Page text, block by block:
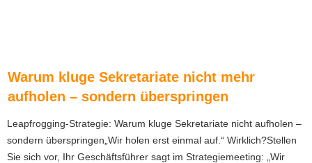
Warum kluge Sekretariate nicht mehr
aufholen – sondern überspringen
Leapfrogging-Strategie: Warum kluge Sekretariate nicht aufholen –
sondern überspringen„Wir holen erst einmal auf.“ Wirklich?Stellen
Sie sich vor, Ihr Geschäftsführer sagt im Strategiemeeting: „Wir